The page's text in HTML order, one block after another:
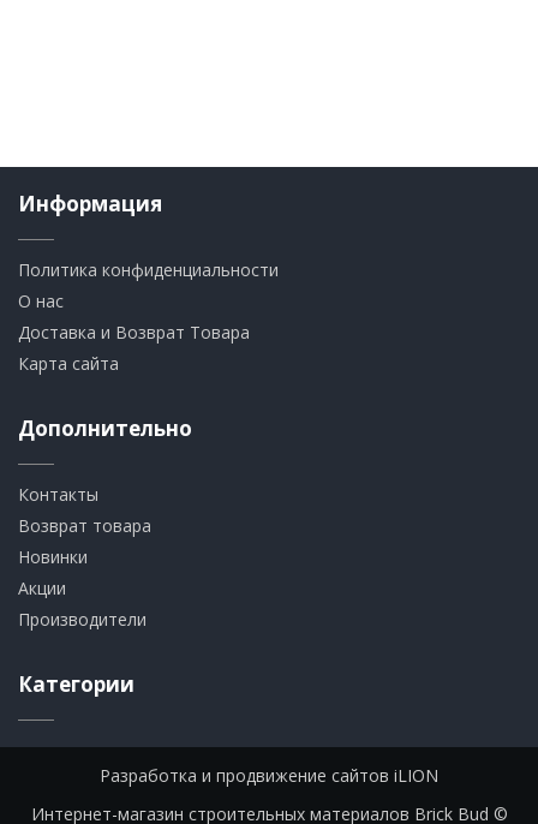
Информация
Политика конфиденциальности
О нас
Доставка и Возврат Товара
Карта сайта
Дополнительно
Контакты
Возврат товара
Новинки
Акции
Производители
Категории
Разработка и продвижение сайтов iLION
Интернет-магазин строительных материалов Brick Bud ©